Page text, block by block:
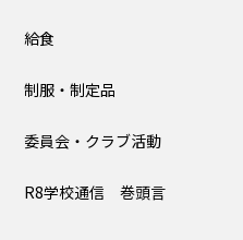
大泉小の自然便り
給食
制服・制定品
委員会・クラブ活動
R8学校通信 巻頭言